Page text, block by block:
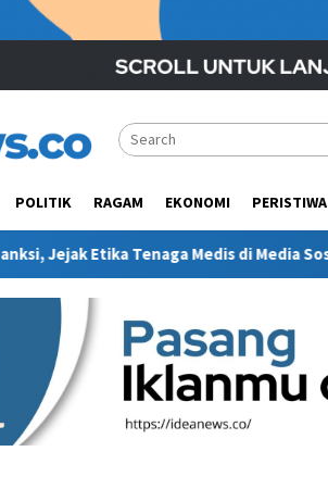
POLITIK RAGAM EKONOMI PERISTIWA
di Media Sosial Kembali Dipertanyakan